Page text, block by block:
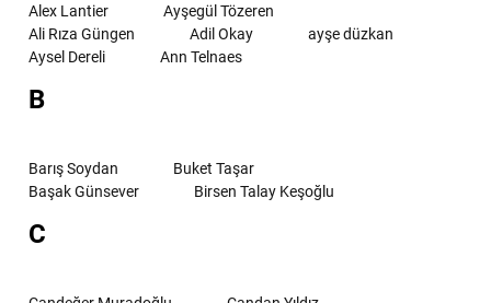
Alex Lantier
Ayşegül Tözeren
Ali Rıza Güngen
Adil Okay
ayşe düzkan
Aysel Dereli
Ann Telnaes
B
Barış Soydan
Buket Taşar
Başak Günsever
Birsen Talay Keşoğlu
C